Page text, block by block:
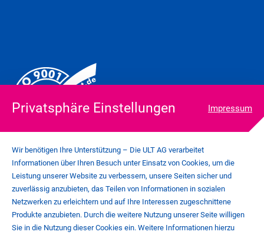
Privatsphäre Einstellungen Impressum
Wir benötigen Ihre Unterstützung – Die ULT AG verarbeitet
Informationen über Ihren Besuch unter Einsatz von Cookies, um die
Leistung unserer Website zu verbessern, unsere Seiten sicher und
zuverlässig anzubieten, das Teilen von Informationen in sozialen
Netzwerken zu erleichtern und auf Ihre Interessen zugeschnittene
Produkte anzubieten. Durch die weitere Nutzung unserer Seite willigen
Sie in die Nutzung dieser Cookies ein. Weitere Informationen hierzu
COOKIE-EINSTELLUNGEN
IMPRESSUM
DATENSCHUTZ